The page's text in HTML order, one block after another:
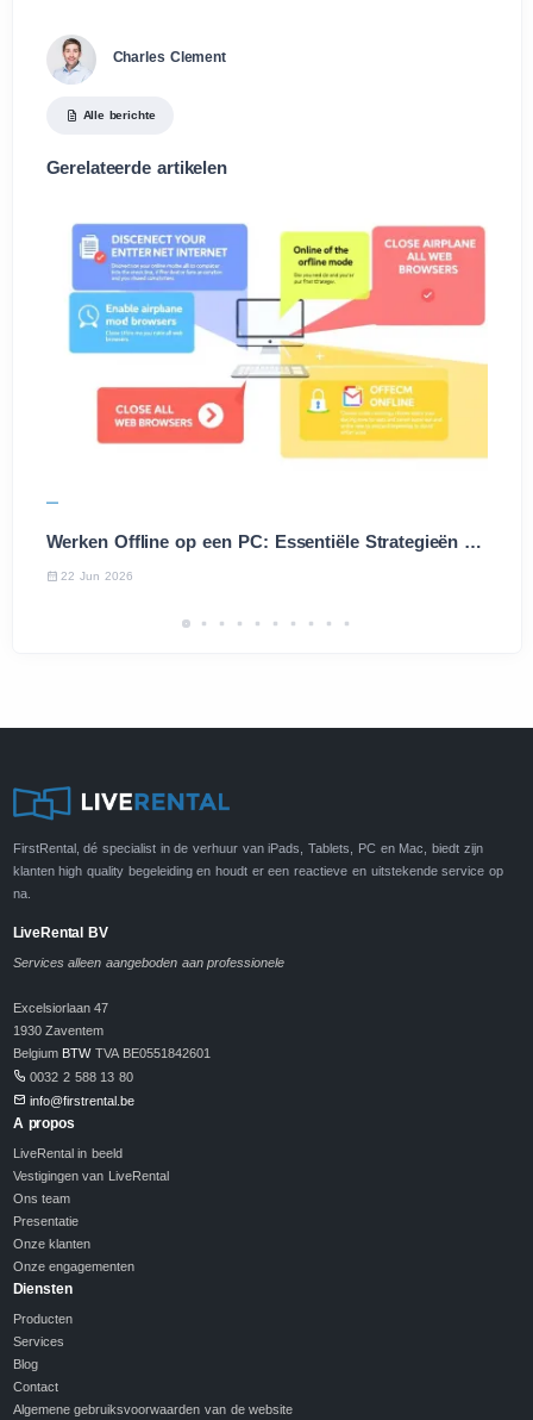
Charles Clement
Alle berichte
Gerelateerde artikelen
Werken Offline op een PC: Essentiële Strategieën en Tips
22 Jun 2026
FirstRental, dé specialist in de verhuur van iPads, Tablets, PC en Mac, biedt zijn
klanten high quality begeleiding en houdt er een reactieve en uitstekende service op
na.
LiveRental BV
Services alleen aangeboden aan professionele
Excelsiorlaan 47
1930 Zaventem
Belgium BTWTVA BE0551842601
0032 2 588 13 80
info@firstrental.be
A propos
LiveRental in beeld
Vestigingen van LiveRental
Ons team
Presentatie
Onze klanten
Onze engagementen
Diensten
Producten
Services
Blog
Contact
Algemene gebruiksvoorwaarden van de website